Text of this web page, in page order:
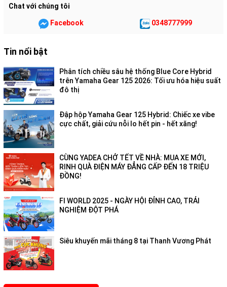
Chat với chúng tôi
Facebook 0348777999
Tin nổi bật
Phân tích chiều sâu hệ thống Blue Core Hybrid
trên Yamaha Gear 125 2026: Tối ưu hóa hiệu suất
đô thị
Đập hộp Yamaha Gear 125 Hybrid: Chiếc xe vibe
cực chất, giải cứu nỗi lo hết pin - hết xăng!
CÙNG YADEA CHỞ TẾT VỀ NHÀ: MUA XE MỚI,
RINH QUÀ ĐIỆN MÁY ĐẲNG CẤP ĐẾN 18 TRIỆU
ĐỒNG!
FI WORLD 2025 - NGÀY HỘI ĐỈNH CAO, TRẢI
NGHIỆM ĐỘT PHÁ
Siêu khuyến mãi tháng 8 tại Thanh Vương Phát